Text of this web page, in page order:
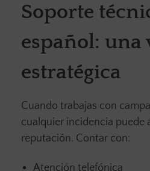
Soporte
español: una
estratégica
Cuando trabajas con
cualquier incidencia puede
reputación. Contar con:
Atención telefónica